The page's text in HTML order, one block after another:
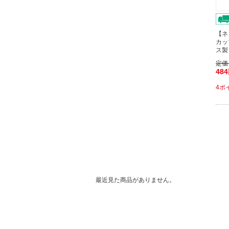
【
カ
ス
定
484
4ポ
最近見た商品がありません。